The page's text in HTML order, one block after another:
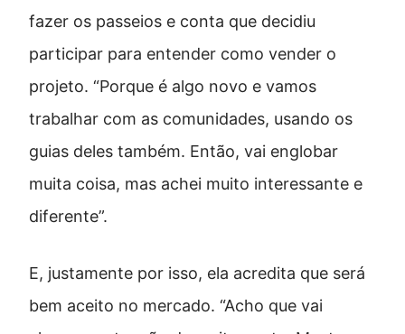
fazer os passeios e conta que decidiu
participar para entender como vender o
projeto. “Porque é algo novo e vamos
trabalhar com as comunidades, usando os
guias deles também. Então, vai englobar
muita coisa, mas achei muito interessante e
diferente”.
E, justamente por isso, ela acredita que será
bem aceito no mercado. “Acho que vai